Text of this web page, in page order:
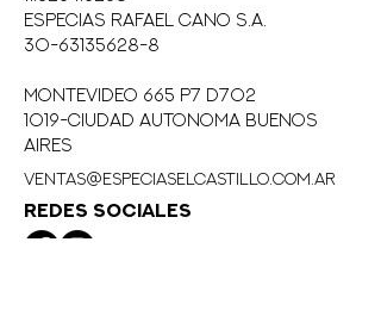
tus carnes, luego fotarlas con las
Especias para Marinar, y dejar
cocinar
eSPECIAS RAFAEL CANO S.A.
30-63135628-8
MONTEVIDEO 665 P7 D702
1019-CIUDAD AUTONOMA BUENOS
AIRES
ventas@especiaselcastillo.com.ar
REDES SOCIALES